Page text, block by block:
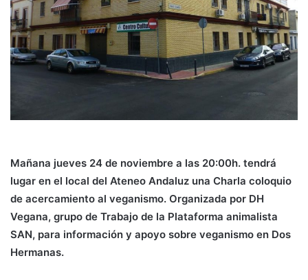
Mañana jueves 24 de noviembre a las 20:00h. tendrá
lugar en el local del Ateneo Andaluz una Charla coloquio
de acercamiento al veganismo. Organizada por DH
Vegana, grupo de Trabajo de la Plataforma animalista
SAN, para información y apoyo sobre veganismo en Dos
Hermanas.